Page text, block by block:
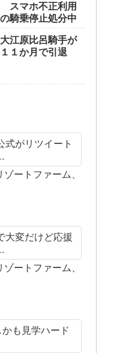
スマホ不正利用
騎乗停止処分中
大江原比呂騎手が
１か月で引退
式がリツイート
ートファーム、
大変だけど応援
ートファーム、
も見学ハード